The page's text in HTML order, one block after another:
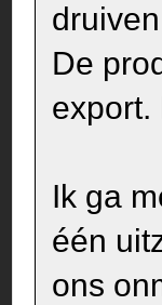
De
export.
Ik ga
één
ons